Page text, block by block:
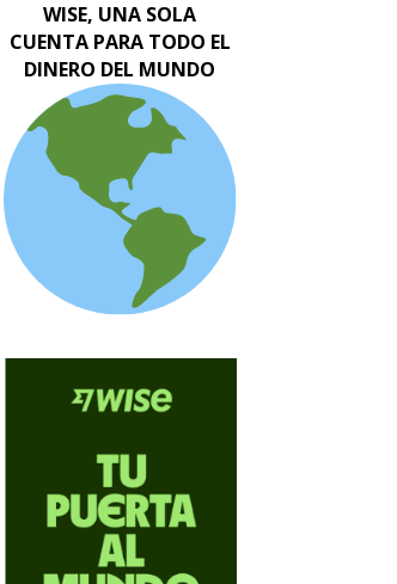
WISE, UNA SOLA
CUENTA PARA TODO EL
DINERO DEL MUNDO